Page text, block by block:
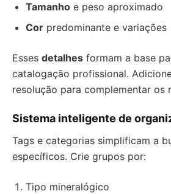
Tamanho e peso aproximado
Cor predominante e variações
Esses detalhes formam a base
catalogação profissional.
resolução para complementar os
Sistema inteligente de
Tags e categorias simplificam a
específicos. Crie grupos por:
Tipo mineralógico